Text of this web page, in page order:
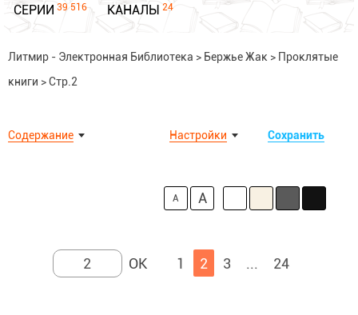
СЕРИИ 39 516 КАНАЛЫ 24
Литмир - Электронная Библиотека > Бержье Жак > Проклятые
книги >Стр.2
Содержание Сохранить
Настройки
A A
1 2 3 ... 24